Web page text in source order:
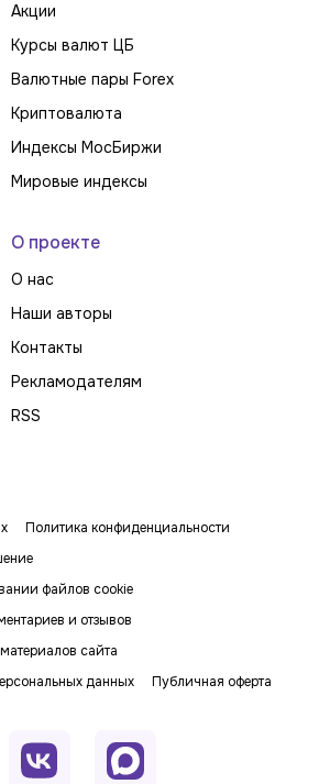
Акции
Курсы валют ЦБ
Валютные пары Forex
Криптовалюта
Индексы МосБиржи
Мировые индексы
О проекте
О нас
Наши авторы
Контакты
Рекламодателям
RSS
Политика конфиденциальности
файлов cookie
и отзывов
сайта
данных
Публичная оферта